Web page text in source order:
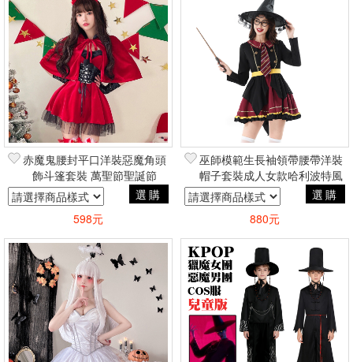
赤魔鬼腰封平口洋裝惡魔角頭
飾斗篷套裝 萬聖節聖誕節
COSPLAY哥德蘿莉塔風
選購
598元
巫師模範生長袖領帶腰帶洋裝
帽子套裝成人女款哈利波特風
萬聖節聖誕節COSPLAY變裝
可愛
選購
880元